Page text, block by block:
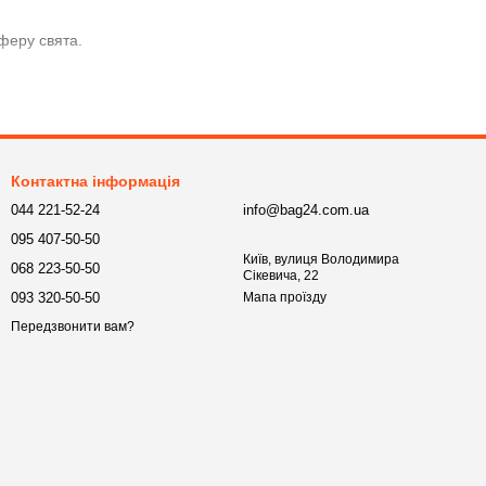
свята.
дівич-вечорі.
для коктейлів.
Контактна інформація
044 221-52-24
095 407-50-50
068 223-50-50
093 320-50-50
Передзвонити вам?
info@bag24.com.ua
Київ, вулиця Володимира
Сікевича, 22
Мапа проїзду